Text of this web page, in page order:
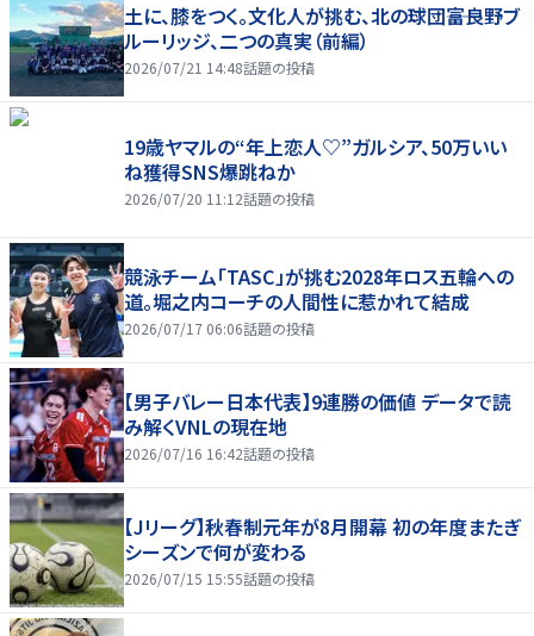
土に、膝をつく。文化人が挑む、北の球団――富良野ブ
ルーリッジ、二つの真実（前編）
2026/07/21 14:48話題の投稿
19歳ヤマルの“年上恋人♡”ガルシア、50万いい
ね獲得SNS爆跳ねか
2026/07/20 11:12話題の投稿
競泳チーム「TASC」が挑む2028年ロス五輪への
道。堀之内コーチの人間性に惹かれて結成
2026/07/17 06:06話題の投稿
【男子バレー日本代表】9連勝の価値 データで読
み解くVNLの現在地
2026/07/16 16:42話題の投稿
【Jリーグ】秋春制元年が8月開幕 初の年度またぎ
シーズンで何が変わる
2026/07/15 15:55話題の投稿